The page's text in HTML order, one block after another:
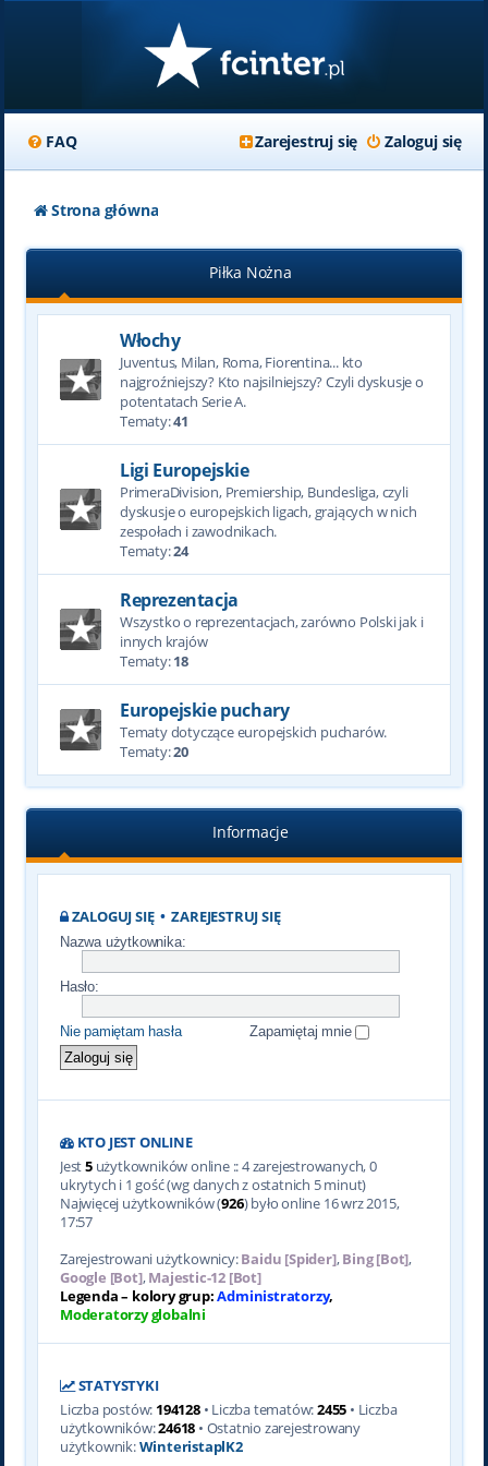
FAQ Zaloguj się
Zarejestruj się
Strona główna
Piłka Nożna
Włochy
Juventus, Milan, Roma, Fiorentina... kto
najgroźniejszy? Kto najsilniejszy? Czyli dyskusje o
potentatach Serie A.
Tematy:41
Ligi Europejskie
PrimeraDivision, Premiership, Bundesliga, czyli
dyskusje o europejskich ligach, grających w nich
zespołach i zawodnikach.
Tematy:24
Reprezentacja
Wszystko o reprezentacjach, zarówno Polski jak i
innych krajów
Tematy:18
Europejskie puchary
Tematy dotyczące europejskich pucharów.
Tematy:20
Informacje
ZALOGUJ SIĘ•ZAREJESTRUJ SIĘ
Nazwa użytkownika:
Hasło:
Nie pamiętam hasła Zapamiętaj mnie
KTO JEST ONLINE
Jest5użytkowników online :: 4 zarejestrowanych, 0
ukrytych i 1 gość (wg danych z ostatnich 5 minut)
Najwięcej użytkowników (926) było online 16 wrz 2015,
17:57
Zarejestrowani użytkownicy:Baidu [Spider],Bing [Bot],
Google [Bot],Majestic-12 [Bot]
Legenda – kolory grup:Administratorzy,
Moderatorzy globalni
STATYSTYKI
Liczba postów: 194128• Liczba tematów:2455 • Liczba
użytkowników:24618 • Ostatnio zarejestrowany
użytkownik:WinteristaplK2